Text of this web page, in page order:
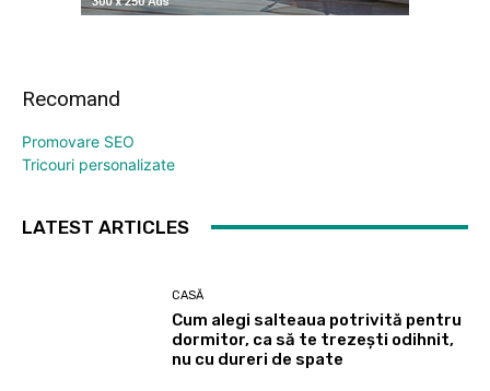
Recomand
Promovare SEO
Tricouri personalizate
LATEST ARTICLES
CASĂ
Cum alegi salteaua potrivită pentru
dormitor, ca să te trezești odihnit,
nu cu dureri de spate